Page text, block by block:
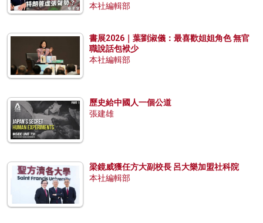
本社編輯部
書展2026｜葉劉淑儀：最喜歡姐姐角色 無官
職說話包袱少
本社編輯部
歷史給中國人一個公道
張建雄
梁鏡威獲任方大副校長 呂大樂加盟社科院
本社編輯部